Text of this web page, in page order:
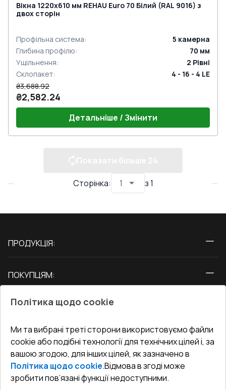
Вікна 1220x610 мм REHAU Euro 70 Білий (RAL 9016) з
двох сторін
Профільна система: 5 камерна
Глибина профілю: 70 мм
Ущільнення: 2 Рівні
Склопакет:
4 - 16 - 4 LE
₴3,688.92
₴2,582.24
Детальніше / Змінити
Сторінка: з1
ПРОДУКЦІЯ:
Двері
ПОКУПЦЯМ:
Блог
Адреса гіпермаркета
Як правильно заміряти вікна
СЕРВІС ТА ОБЛУГОВУВАННЯ:
Доставка і Оплата
Гарантія та Сервіс
Повернення товару
Договір публічної оферти
КОНТАКТИ
Офіс:Україна, м. Вінниця, вул. Келецька 60 кв. 61
undefined(undefined)
Політика щодо cookie
Ми та вибрані треті сторони використовуємо файли
cookie або подібні технології для технічних цілей і, за
вашою згодою, для інших цілей, як зазначено в
Політика щодо cookie.Відмова в згоді може
зробити пов’язані функції недоступними.